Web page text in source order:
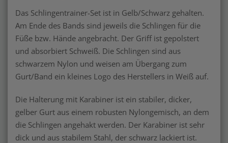
Das Schlingentrainer-Set ist in Gelb/Schwarz gehalten.
Am Ende des Bands sind jeweils die Schlingen für die
Füße bzw. Hände angebracht. Der Griff ist gepolstert
und absorbiert Schweiß. Die Schlingen sind aus
schwarzem Nylon und weisen am Übergang zum
Gurt/Band ein kleines Logo des Herstellers in Weiß auf.
Die Halterung mit Karabiner ist ein stabiler, dicker,
gelber Gurt aus einem robusten Nylongemisch, an dem
die Schlingen angehakt werden. Der Karabiner ist sehr
dick und aus stabilem Stahl, der schwarz lackiert ist.